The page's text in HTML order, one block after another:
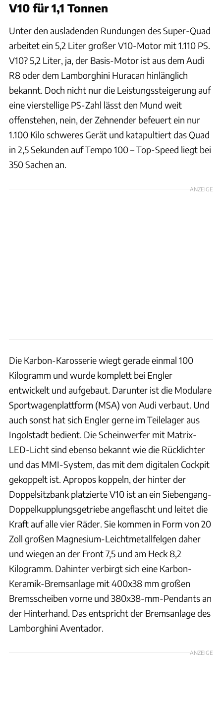
V10 für 1,1 Tonnen
Unter den ausladenden Rundungen des Super-Quad
arbeitet ein 5,2 Liter großer V10-Motor mit 1.110 PS.
V10? 5,2 Liter, ja, der Basis-Motor ist aus dem Audi
R8 oder dem Lamborghini Huracan hinlänglich
bekannt. Doch nicht nur die Leistungssteigerung auf
eine vierstellige PS-Zahl lässt den Mund weit
offenstehen, nein, der Zehnender befeuert ein nur
1.100 Kilo schweres Gerät und katapultiert das Quad
in 2,5 Sekunden auf Tempo 100 – Top-Speed liegt bei
350 Sachen an.
ANZEIGE
Die Karbon-Karosserie wiegt gerade einmal 100
Kilogramm und wurde komplett bei Engler
entwickelt und aufgebaut. Darunter ist die Modulare
Sportwagenplattform (MSA) von Audi verbaut. Und
auch sonst hat sich Engler gerne im Teilelager aus
Ingolstadt bedient. Die Scheinwerfer mit Matrix-
LED-Licht sind ebenso bekannt wie die Rücklichter
und das MMI-System, das mit dem digitalen Cockpit
gekoppelt ist. Apropos koppeln, der hinter der
Doppelsitzbank platzierte V10 ist an ein Siebengang-
Doppelkupplungsgetriebe angeflascht und leitet die
Kraft auf alle vier Räder. Sie kommen in Form von 20
Zoll großen Magnesium-Leichtmetallfelgen daher
und wiegen an der Front 7,5 und am Heck 8,2
Kilogramm. Dahinter verbirgt sich eine Karbon-
Keramik-Bremsanlage mit 400x38 mm großen
Bremsscheiben vorne und 380x38-mm-Pendants an
der Hinterhand. Das entspricht der Bremsanlage des
Lamborghini Aventador.
ANZEIGE